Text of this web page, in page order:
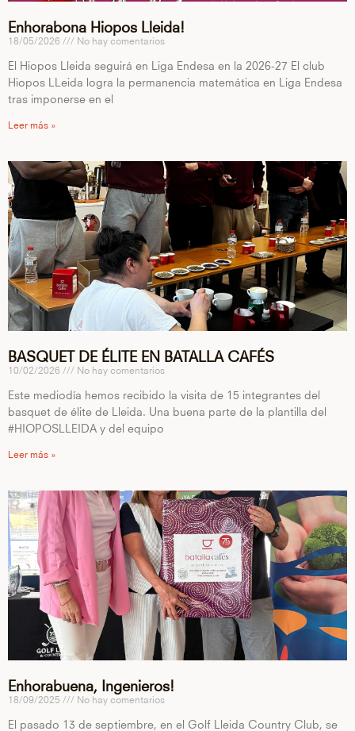
Enhorabona Hiopos Lleida!
18/05/2026 No hay comentarios
El Hiopos Lleida seguirá en Liga Endesa en la 2026-27 El club
Hiopos LLeida logra la permanencia matemática en Liga Endesa
tras imponerse en el
Leer más »
BASQUET DE ÉLITE EN BATALLA CAFÉS
10/02/2026 No hay comentarios
Este mediodía hemos recibido la visita de 15 integrantes del
basquet de élite de Lleida. Una buena parte de la plantilla del
#HIOPOSLLEIDA y del equipo
Leer más »
Enhorabuena, Ingenieros!
18/09/2025 No hay comentarios
El pasado 13 de septiembre, en el Golf Lleida Country Club, se